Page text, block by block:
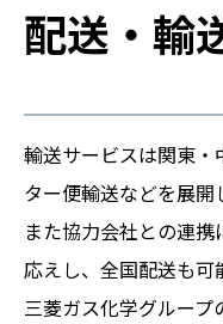
配送・輸
輸送サービスは関東・
ター便輸送などを展開
また協力会社との連
応えし、全国配送も可
三菱ガス化学グループ